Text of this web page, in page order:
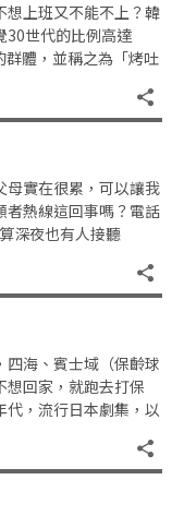
想上班又不能不上？韓
30世代的比例高達
體，並稱之為「烤吐
母實在很累，可以讓我
者熱線這回事嗎？電話
深夜也有人接聽
海、賓士域（保齡球
想回家，就跑去打保
，流行日本劇集，以